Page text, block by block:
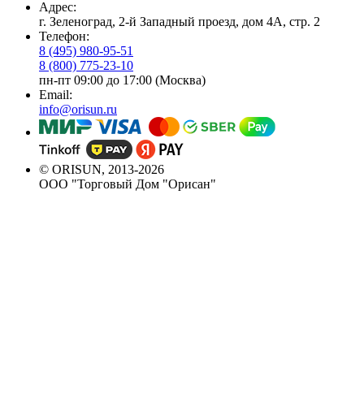
Адрес:
г. Зеленоград, 2-й Западный проезд, дом 4А, стр. 2
Телефон:
8 (495) 980-95-51
8 (800) 775-23-10
пн-пт 09:00 до 17:00 (Москва)
Email:
info@orisun.ru
© ORISUN, 2013-2026
ООО "Торговый Дом "Орисан"